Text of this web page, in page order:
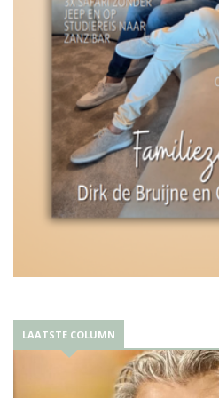
LAATSTE COLUMN